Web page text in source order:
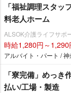
「福祉調理スタ
料老人ホーム
ALSOK介護ライフサポ
時給1,280円～1,290
アルバイト・パート / 神
「寮完備」めっき
払い/工場・製造